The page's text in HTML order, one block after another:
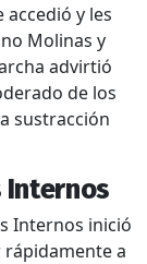
y les
Molinas y
advirtió
de los
sustracción
Internos
Internos inició
a